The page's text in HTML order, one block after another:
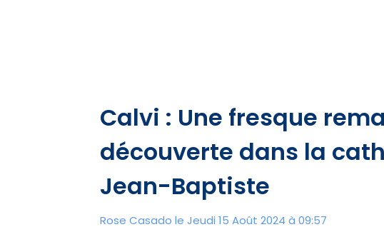
Calvi : Une fresque
découverte dans la
Jean-Baptiste
Rose Casado le Jeudi 15 Août 2024 à 09:57